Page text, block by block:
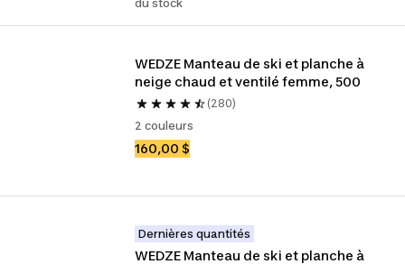
du stock
WEDZE Manteau de ski et planche à
neige chaud et ventilé femme, 500
(280)
2 couleurs
160,00 $
Dernières quantités
WEDZE Manteau de ski et planche à